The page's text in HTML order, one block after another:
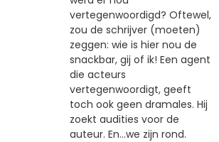
vertegenwoordigd? Oftewel,
zou de schrijver (moeten)
zeggen: wie is hier nou de
snackbar, gij of ik! Een agent
die acteurs
vertegenwoordigt, geeft
toch ook geen dramales. Hij
zoekt audities voor de
auteur. En...we zijn rond.